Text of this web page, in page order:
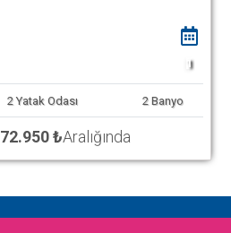
1
2 Yatak Odası 2 Banyo
72.950 ₺Aralığında